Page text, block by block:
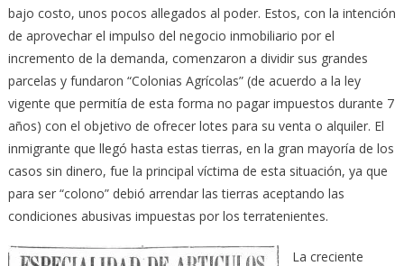
bajo costo, unos pocos allegados al poder. Estos, con la intención
de aprovechar el impulso del negocio inmobiliario por el
incremento de la demanda, comenzaron a dividir sus grandes
parcelas y fundaron “Colonias Agrícolas” (de acuerdo a la ley
vigente que permitía de esta forma no pagar impuestos durante 7
años) con el objetivo de ofrecer lotes para su venta o alquiler. El
inmigrante que llegó hasta estas tierras, en la gran mayoría de los
casos sin dinero, fue la principal víctima de esta situación, ya que
para ser “colono” debió arrendar las tierras aceptando las
condiciones abusivas impuestas por los terratenientes.
La creciente